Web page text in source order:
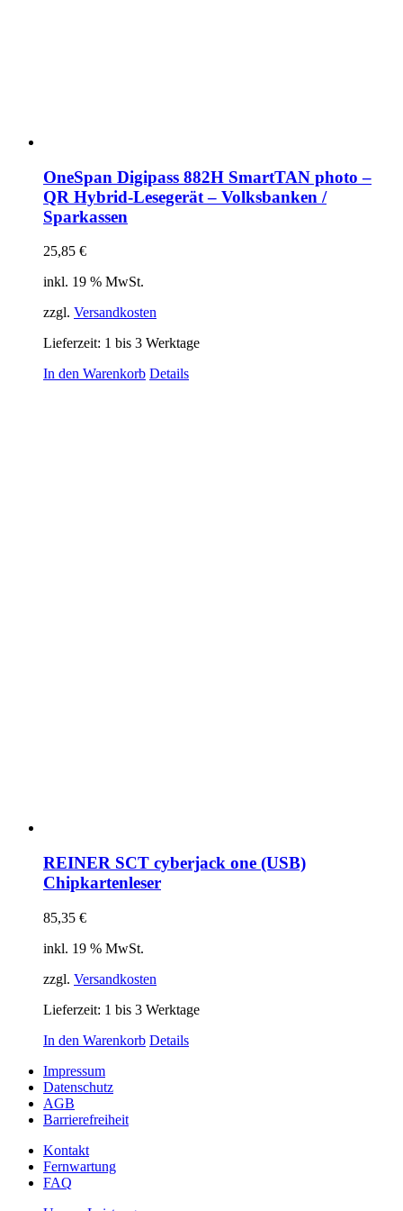
OneSpan Digipass 882H SmartTAN photo –
QR Hybrid-Lesegerät – Volksbanken /
Sparkassen
25,85 €
inkl. 19 % MwSt.
zzgl. Versandkosten
Lieferzeit: 1 bis 3 Werktage
In den Warenkorb Details
REINER SCT cyberjack one (USB)
Chipkartenleser
85,35 €
inkl. 19 % MwSt.
zzgl. Versandkosten
Lieferzeit: 1 bis 3 Werktage
In den Warenkorb Details
Impressum
Datenschutz
AGB
Barrierefreiheit
Kontakt
Fernwartung
FAQ